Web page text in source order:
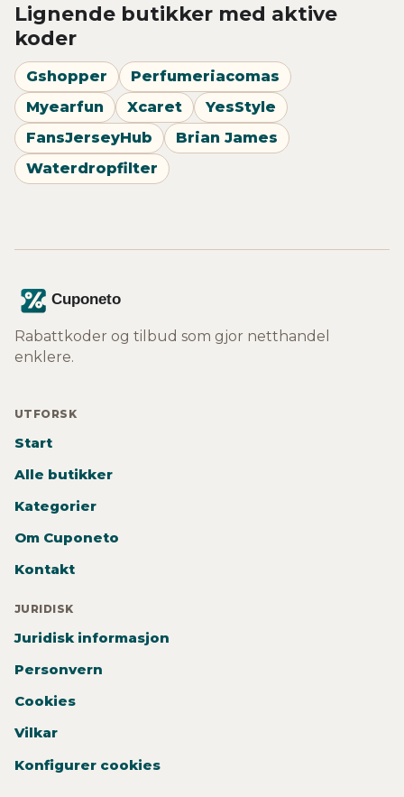
Lignende butikker med aktive
koder
Gshopper
Perfumeriacomas
Myearfun
Xcaret
YesStyle
FansJerseyHub
Brian James
Waterdropfilter
Rabattkoder og tilbud som gjor netthandel
enklere.
UTFORSK
Start
Alle butikker
Kategorier
Om Cuponeto
Kontakt
JURIDISK
Juridisk informasjon
Personvern
Cookies
Vilkar
Konfigurer cookies